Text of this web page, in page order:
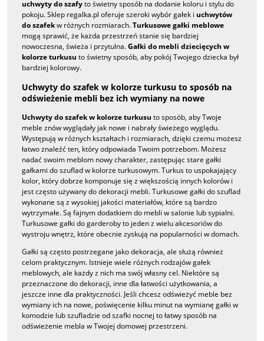
uchwyty do szafyto świetny sposób na dodanie koloru i stylu do
pokoju. Sklep regalka.pl oferuje szeroki wybór gałek i uchwytów
do szafekw różnych rozmiarach.Turkusowe gałki meblowe
mogą sprawić, że każda przestrzeń stanie się bardziej
nowoczesna, świeża i przytulna.Gałki do mebli dziecięcych w
kolorze turkusu to świetny sposób, aby pokój Twojego dziecka był
bardziej kolorowy.
Uchwyty do szafek w kolorze turkusu to sposób na
odświeżenie mebli bez ich wymiany na nowe
Uchwyty do szafek w kolorze turkusu to sposób, aby Twoje
meble znów wyglądały jak nowe i nabrały świeżego wyglądu.
Występują w różnych kształtach i rozmiarach, dzięki czemu możesz
łatwo znaleźć ten, który odpowiada Twoim potrzebom. Możesz
nadać swoim meblom nowy charakter, zastępując stare gałki
gałkami do szuflad w kolorze turkusowym. Turkus to uspokajający
kolor, który dobrze komponuje się z większością innych kolorów i
jest często używany do dekoracji mebli. Turkusowe gałki do szuflad
wykonane są z wysokiej jakości materiałów, które są bardzo
wytrzymałe. Są fajnym dodatkiem do mebli w salonie lub sypialni.
Turkusowe gałki do garderoby to jeden z wielu akcesoriów do
wystroju wnętrz, które obecnie zyskują na popularności w domach.
Gałki są często postrzegane jako dekoracja, ale służą również
celom praktycznym. Istnieje wiele różnych rodzajów gałek
meblowych, ale każdy z nich ma swój własny cel. Niektóre są
przeznaczone do dekoracji, inne dla łatwości użytkowania, a
jeszcze inne dla praktyczności. Jeśli chcesz odświeżyć meble bez
wymiany ich na nowe, poświęcenie kilku minut na wymianę gałki w
komodzie lub szufladzie od szafki nocnej to łatwy sposób na
odświeżenie mebla w Twojej domowej przestrzeni.